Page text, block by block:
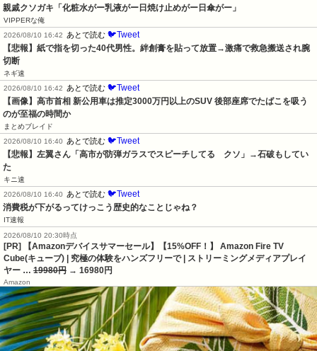
親戚クソガキ「化粧水がー乳液がー日焼け止めがー日傘がー」
VIPPERな俺
2026/08/10 16:42
あとで読む 🐦Tweet
【悲報】紙で指を切った40代男性。絆創膏を貼って放置→激痛で救急搬送され腕
切断
ネギ速
2026/08/10 16:42
あとで読む 🐦Tweet
【画像】高市首相 新公用車は推定3000万円以上のSUV 後部座席でたばこを吸う
のが至福の時間か
まとめブレイド
2026/08/10 16:40
あとで読む 🐦Tweet
【悲報】左翼さん「高市が防弾ガラスでスピーチしてる　クソ」→石破もしてい
た
キニ速
2026/08/10 16:40
あとで読む 🐦Tweet
消費税が下がるってけっこう歴史的なことじゃね？
IT速報
2026/08/10 20:30時点
[PR] 【Amazonデバイスサマーセール】【15%OFF！】 Amazon Fire TV
Cube(キューブ) | 究極の体験をハンズフリーで | ストリーミングメディアプレイ
ヤー … 19980円 → 16980円
Amazon